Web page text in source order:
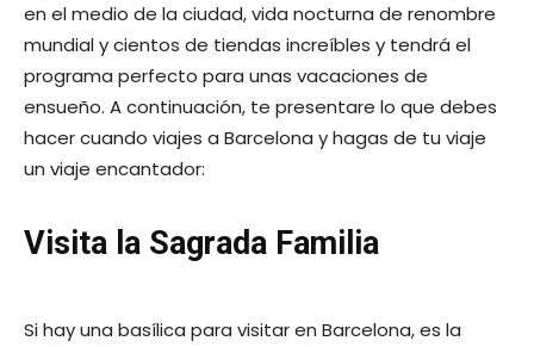
en el medio de la ciudad, vida nocturna de renombre
mundial y cientos de tiendas increíbles y tendrá el
programa perfecto para unas vacaciones de
ensueño. A continuación, te presentare lo que debes
hacer cuando viajes a Barcelona y hagas de tu viaje
un viaje encantador:
Visita la Sagrada Familia
Si hay una basílica para visitar en Barcelona, ​​es la